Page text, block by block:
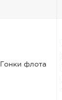
Гонки флота